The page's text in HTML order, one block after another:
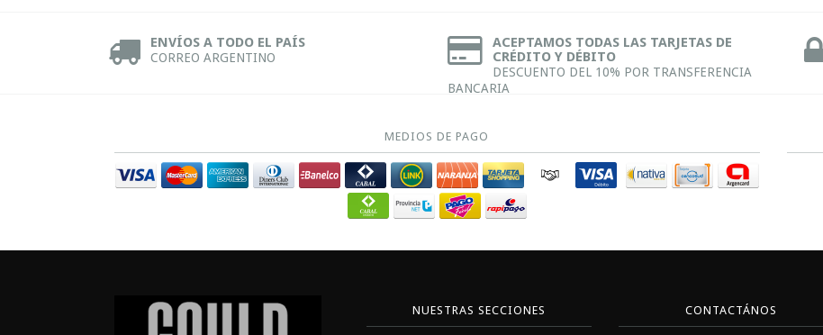
ENVÍOS A TODO EL PAÍS
CORREO ARGENTINO
ACEPTAMOS TODAS LAS TARJETAS DE
CRÉDITO Y DÉBITO
DESCUENTO DEL 10% POR TRANSFERENCIA
BANCARIA
MEDIOS DE PAGO
NUESTRAS SECCIONES CONTACTÁNOS